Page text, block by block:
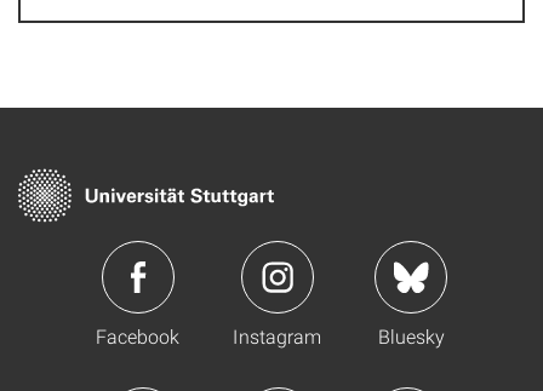
Facebook Instagram Bluesky